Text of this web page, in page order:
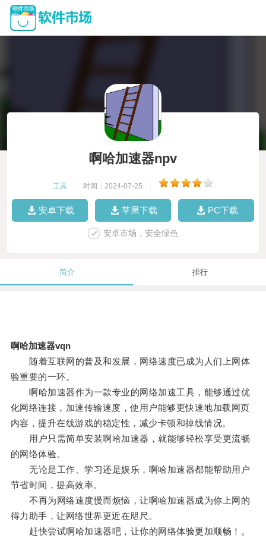
啊哈加速器npv
工具 时间：2024-07-25
安卓下载 苹果下载 PC下载
安卓市场，安全绿色
简介 排行
啊哈加速器vqn
随着互联网的普及和发展，网络速度已成为人们上网体
验重要的一环。
啊哈加速器作为一款专业的网络加速工具，能够通过优
化网络连接，加速传输速度，使用户能够更快速地加载网页
内容，提升在线游戏的稳定性，减少卡顿和掉线情况。
用户只需简单安装啊哈加速器，就能够轻松享受更流畅
的网络体验。
无论是工作、学习还是娱乐，啊哈加速器都能帮助用户
节省时间，提高效率。
不再为网络速度慢而烦恼，让啊哈加速器成为你上网的
得力助手，让网络世界更近在咫尺。
赶快尝试啊哈加速器吧，让你的网络体验更加顺畅！。